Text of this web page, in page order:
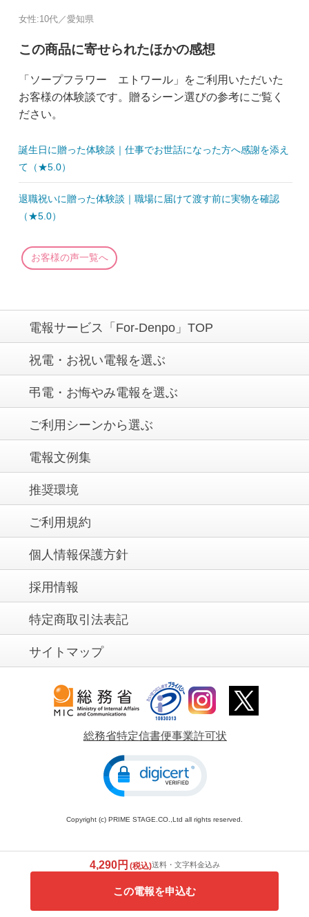
女性:10代／愛知県
この商品に寄せられたほかの感想
「ソープフラワー エトワール」をご利用いただいた
お客様の体験談です。贈るシーン選びの参考にご覧く
ださい。
誕生日に贈った体験談｜仕事でお世話になった方へ感謝を添え
て（★5.0）
退職祝いに贈った体験談｜職場に届けて渡す前に実物を確認
（★5.0）
お客様の声一覧へ
電報サービス「For-Denpo」TOP
祝電・お祝い電報を選ぶ
弔電・お悔やみ電報を選ぶ
ご利用シーンから選ぶ
電報文例集
推奨環境
ご利用規約
個人情報保護方針
採用情報
特定商取引法表記
サイトマップ
総務省特定信書便事業許可状
Copyright (c) PRIME STAGE.CO.,Ltd all rights reserved.
4,290円 (税込)送料・文字料金込み
この電報を申込む